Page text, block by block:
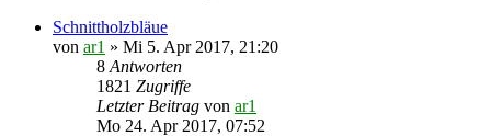
Schnittholzbläue
von ar1 » Mi 5. Apr 2017, 21:20
8 Antworten
1821 Zugriffe
Letzter Beitrag von ar1
Mo 24. Apr 2017, 07:52